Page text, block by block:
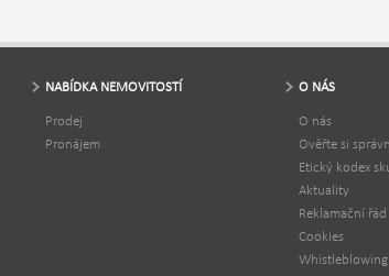
NABÍDKA NEMOVITOSTÍ
Prodej
Pronájem
O NÁS
O nás
Ověřte si
Etický kodex
Aktuality
Reklamační řád
Cookies
Whistleblowing